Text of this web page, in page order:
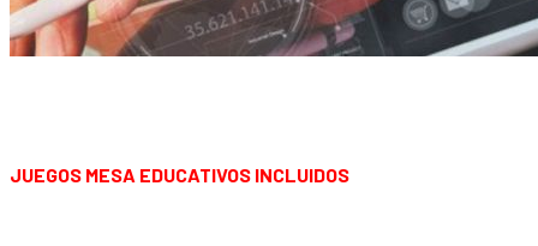
JUEGOS MESA EDUCATIVOS INCLUIDOS